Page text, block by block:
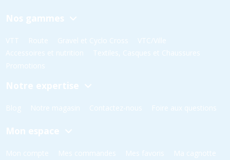
Nos gammes
VTT Route Gravel et Cyclo Cross
VTC/Ville
Accessoires et nutrition
Textiles, Casques et Chaussures
Promotions
Notre expertise
Blog Notre magasin Contactez-nous Foire aux questions
Mon espace
Mon compte Mes commandes Mes favoris
Ma cagnotte